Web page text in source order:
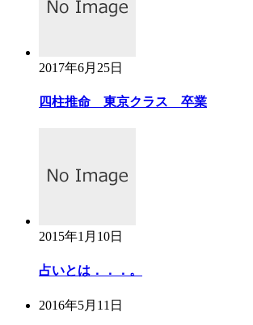
2017年6月25日
四柱推命 東京クラス 卒業
2015年1月10日
占いとは．．．。
2016年5月11日